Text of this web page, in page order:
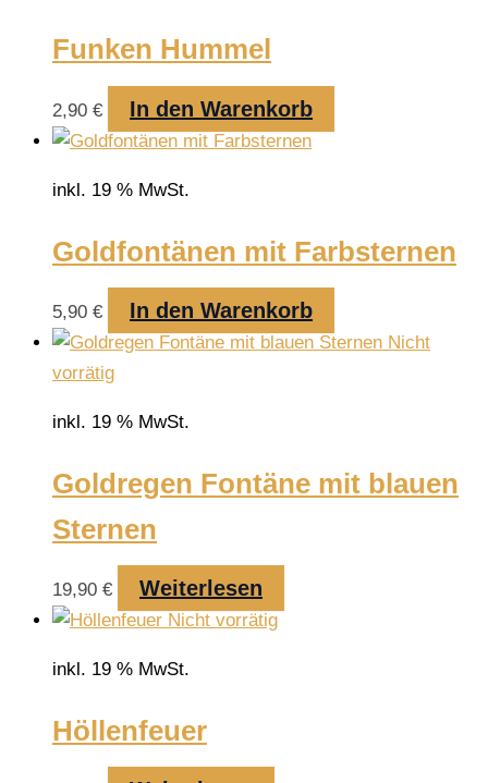
Funken Hummel
2,90 € In den Warenkorb
inkl. 19 % MwSt.
Goldfontänen mit Farbsternen
5,90 € In den Warenkorb
Nicht
vorrätig
inkl. 19 % MwSt.
Goldregen Fontäne mit blauen
Sternen
19,90 € Weiterlesen
Nicht vorrätig
inkl. 19 % MwSt.
Höllenfeuer